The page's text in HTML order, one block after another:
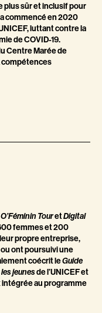
sûr et inclusif pour
commencé en 2020
luttant contre la
de COVID-19.
Centre Marée de
compétences
TouretDigital
femmes et 200
propre entreprise,
ont poursuivi une
coécrit leGuide
jeunesde l’UNICEF et
intégrée au programme